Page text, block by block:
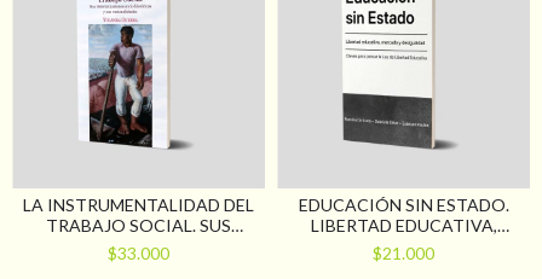
LA INSTRUMENTALIDAD DEL
TRABAJO SOCIAL. SUS
DETERMINACIONES SOCIO-
HISTÓRICAS Y SUS
$33.000
EDUCACIÓN SIN ESTADO.
LIBERTAD EDUCATIVA,
MERCADO Y DESIGUALDAD.
CLAVES PARA PENSAR LA LEY
$21.000